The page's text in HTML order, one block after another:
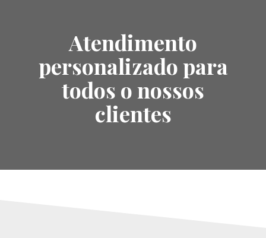
Atendimento
personalizado para
todos o nossos
clientes